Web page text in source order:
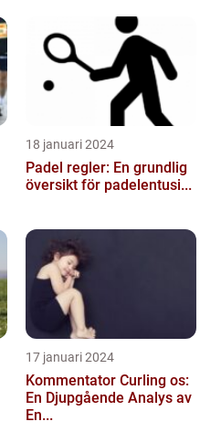
18 januari 2024
Padel regler: En grundlig
översikt för padelentusi...
17 januari 2024
Kommentator Curling os:
En Djupgående Analys av
En...